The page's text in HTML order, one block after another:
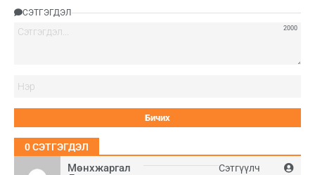
Мөнхжаргал
Сэтгүүлч
СЭТГЭГДЭЛ
2000
0СЭТГЭГДЭЛ